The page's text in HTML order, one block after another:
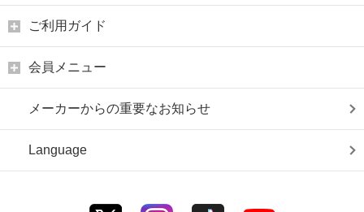
ご利用ガイド
会員メニュー
メーカーからの重要なお知らせ
Language